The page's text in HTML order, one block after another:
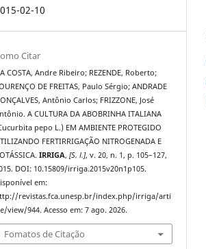
02-10
Citar
COSTA, Andre Ribeiro; REZENDE, Roberto;
DE FREITAS, Paulo Sérgio; ANDRADE
Antônio Carlos; FRIZZONE, José
A CULTURA DA ABOBRINHA ITALIANA
pepo L.) EM AMBIENTE PROTEGIDO
FERTIRRIGAÇÃO NITROGENADA E
IRRIGA,[S. l.], v. 20, n. 1, p. 105–127,
DOI: 10.15809/irriga.2015v20n1p105.
em:
revistas.fca.unesp.br/index.php/irriga/arti
view/944. Acesso em: 7 ago. 2026.
Fomatos de Citação